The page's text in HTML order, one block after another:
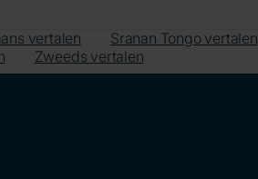
vertalen Sranan Tongo vertalen
Zweeds vertalen